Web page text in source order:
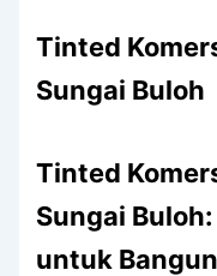
Tinted
Sungai Buloh
Tinted
Sungai
untuk